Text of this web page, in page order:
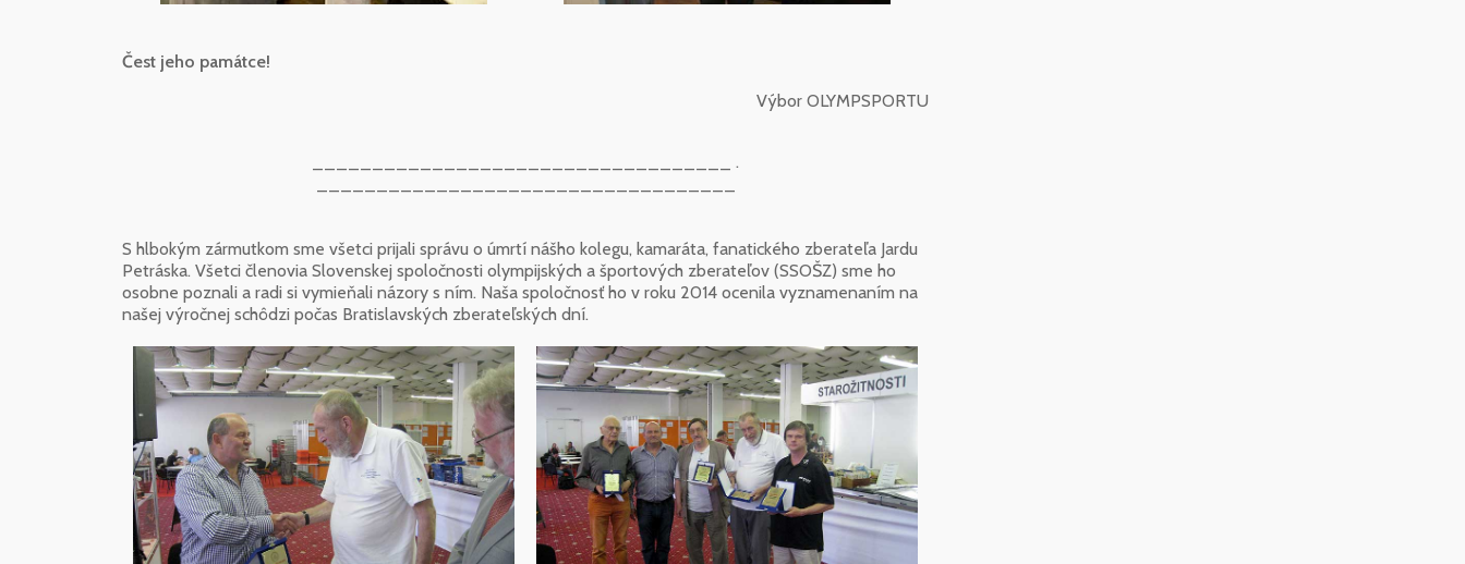
Čest jeho památce!
Výbor OLYMPSPORTU
___________________________________ .
S hlbokým zármutkom sme všetci prijali správu o úmrtí nášho kolegu, kamaráta, fanatického zberateľa Jardu
Petráska. Všetci členovia Slovenskej spoločnosti olympijských a športových zberateľov (SSOŠZ) sme ho
osobne poznali a radi si vymieňali názory s ním. Naša spoločnosť ho v roku 2014 ocenila vyznamenaním na
našej výročnej schôdzi počas Bratislavských zberateľských dní.